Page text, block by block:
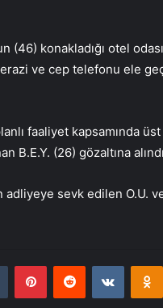
(46) konakladığı otel
ve cep telefonu ele
faaliyet kapsamında
B.E.Y. (26) gözaltına
sevk edilen O.U.
Tumblr PinterestReddit